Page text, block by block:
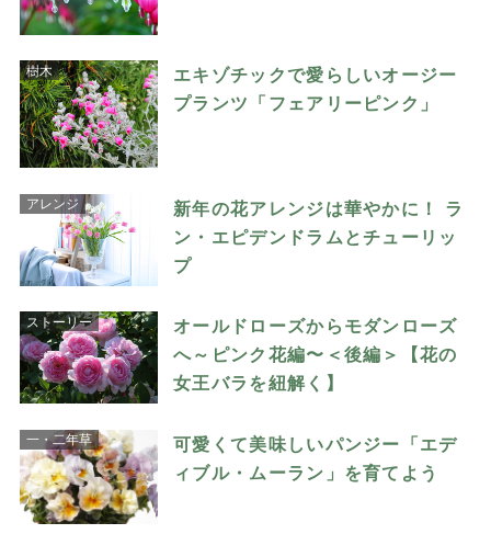
樹木
エキゾチックで愛らしいオージー
プランツ「フェアリーピンク」
アレンジ
新年の花アレンジは華やかに！ ラ
ン・エピデンドラムとチューリッ
プ
ストーリー
オールドローズからモダンローズ
へ～ピンク花編〜＜後編＞【花の
女王バラを紐解く】
一・二年草
可愛くて美味しいパンジー「エデ
ィブル・ムーラン」を育てよう